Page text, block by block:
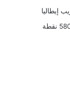
إيطاليا